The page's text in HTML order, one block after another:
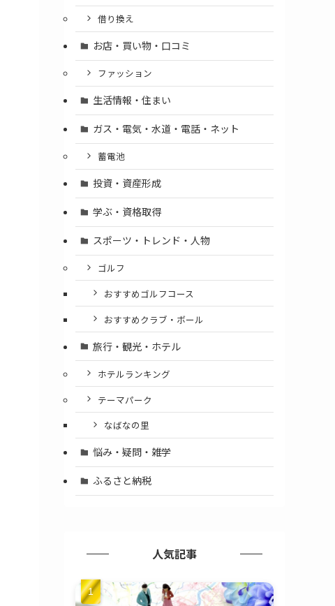
借り換え
お店・買い物・口コミ
ファッション
生活情報・住まい
ガス・電気・水道・電話・ネット
蓄電池
投資・資産形成
学ぶ・資格取得
スポーツ・トレンド・人物
ゴルフ
おすすめゴルフコース
おすすめクラブ・ボール
旅行・観光・ホテル
ホテルランキング
テーマパーク
なばなの里
悩み・疑問・雑学
ふるさと納税
人気記事